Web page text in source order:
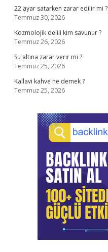
22 ayar satarken zarar edilir mi ?
Temmuz 30, 2026
Kozmolojik delili kim savunur ?
Temmuz 26, 2026
Su altına zarar verir mi ?
Temmuz 25, 2026
Kallavi kahve ne demek ?
Temmuz 25, 2026